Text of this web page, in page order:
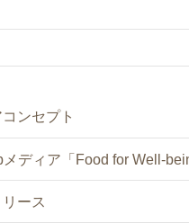
ンセプト
ディア「Food for Well-
ース